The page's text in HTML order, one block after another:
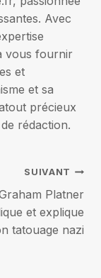
Avec
vous fournir
et
et sa
précieux
rédaction.
SUIVANT
Platner
et explique
tatouage nazi